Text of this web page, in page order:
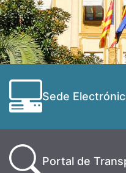
Sede
Portal de